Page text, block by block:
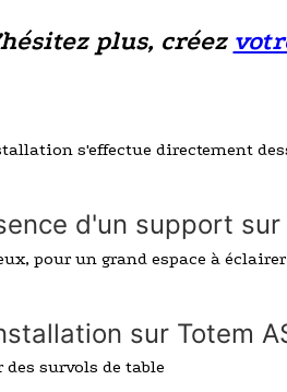
plus, créez
d'un support
sur Totem